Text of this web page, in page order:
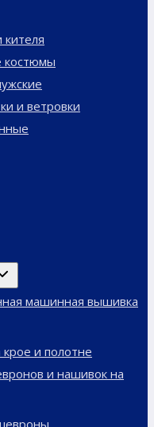
костюмы
и ветровки
машинная вышивка
и полотне
и нашивок на